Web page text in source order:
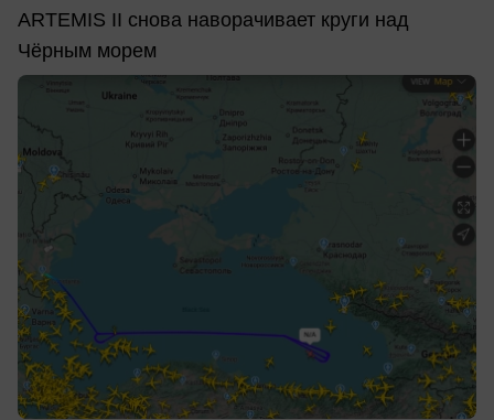
ARTEMIS II снова наворачивает круги над
Чёрным морем